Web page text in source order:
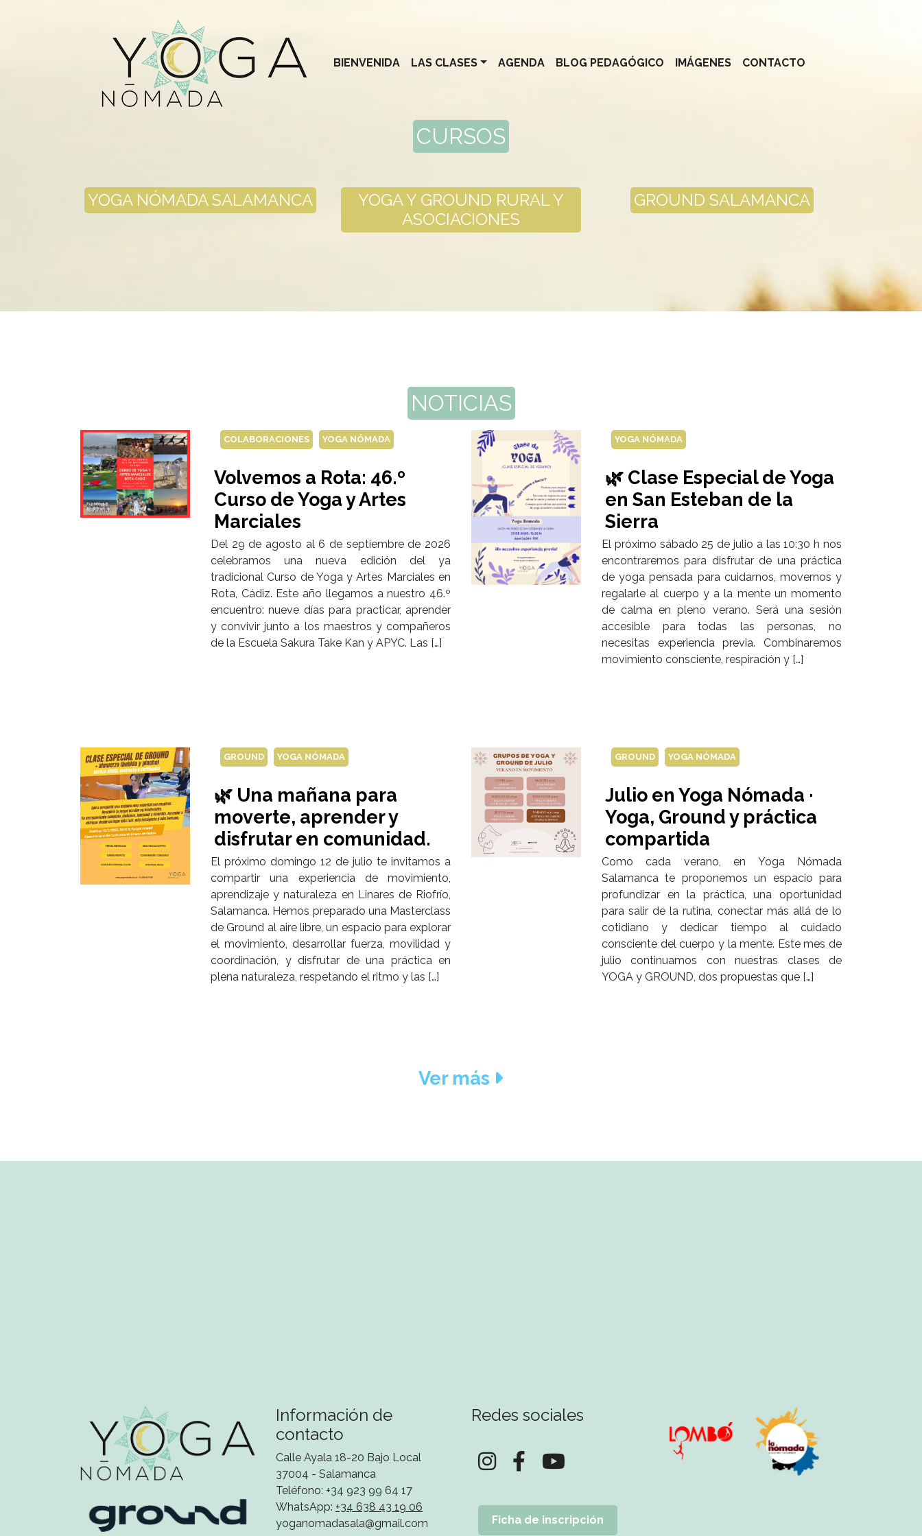
BIENVENIDA LAS CLASES AGENDA BLOG PEDAGÓGICO IMÁGENES CONTACTO
CURSOS
YOGA NÓMADA SALAMANCA
YOGA Y GROUND RURAL Y
ASOCIACIONES
GROUND SALAMANCA
NOTICIAS
COLABORACIONES YOGA NÓMADA
Volvemos a Rota: 46.º
Curso de Yoga y Artes
Marciales
Del 29 de agosto al 6 de septiembre de 2026
celebramos una nueva edición del ya
tradicional Curso de Yoga y Artes Marciales en
Rota, Cádiz. Este año llegamos a nuestro 46.º
encuentro: nueve días para practicar, aprender
y convivir junto a los maestros y compañeros
de la Escuela Sakura Take Kan y APYC. Las […]
YOGA NÓMADA
🌿 Clase Especial de Yoga
en San Esteban de la
Sierra
El próximo sábado 25 de julio a las 10:30 h nos
encontraremos para disfrutar de una práctica
de yoga pensada para cuidarnos, movernos y
regalarle al cuerpo y a la mente un momento
de calma en pleno verano. Será una sesión
accesible para todas las personas, no
necesitas experiencia previa. Combinaremos
movimiento consciente, respiración y […]
GROUND YOGA NÓMADA
🌿 Una mañana para
moverte, aprender y
disfrutar en comunidad.
El próximo domingo 12 de julio te invitamos a
compartir una experiencia de movimiento,
aprendizaje y naturaleza en Linares de Riofrío,
Salamanca. Hemos preparado una Masterclass
de Ground al aire libre, un espacio para explorar
el movimiento, desarrollar fuerza, movilidad y
coordinación, y disfrutar de una práctica en
plena naturaleza, respetando el ritmo y las […]
GROUND YOGA NÓMADA
Julio en Yoga Nómada ·
Yoga, Ground y práctica
compartida
Como cada verano, en Yoga Nómada
Salamanca te proponemos un espacio para
profundizar en la práctica, una oportunidad
para salir de la rutina, conectar más allá de lo
cotidiano y dedicar tiempo al cuidado
consciente del cuerpo y la mente. Este mes de
julio continuamos con nuestras clases de
YOGA y GROUND, dos propuestas que […]
Ver más
Información de
contacto
Calle Ayala 18-20 Bajo Local
37004 - Salamanca
Teléfono: +34 923 99 64 17
WhatsApp: +34 638 43 19 06
yoganomadasala@gmail.com
Redes sociales
Ficha de inscripción